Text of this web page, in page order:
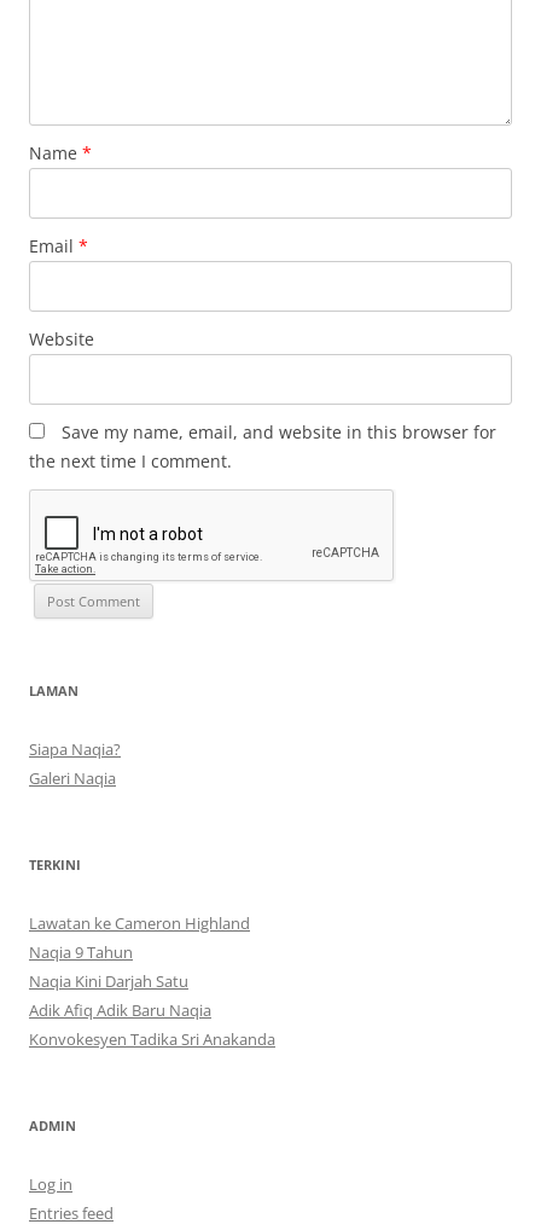
Name *
Email *
Website
Save my name, email, and website in this browser for
the next time I comment.
LAMAN
Siapa Naqia?
Galeri Naqia
TERKINI
Lawatan ke Cameron Highland
Naqia 9 Tahun
Naqia Kini Darjah Satu
Adik Afiq Adik Baru Naqia
Konvokesyen Tadika Sri Anakanda
ADMIN
Log in
Entries feed